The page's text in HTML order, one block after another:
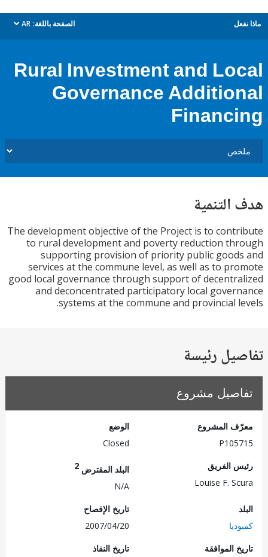
الصفحة باللغة: AR
dropdown
Rural Investment and
Governance
The development objective of the Project is to
to rural development and poverty reduction
supporting provision of priority public
services at the commune level, as well as to
good local governance through support of
and deconcentrated participatory local
systems at the commune and provincial
رئيسة
مشروع
المشروع
الفريق
Louise F.
البلد المقترض
تاريخ الإفصاح
2007/04/20
الموافقة
تاريخ النفاذ